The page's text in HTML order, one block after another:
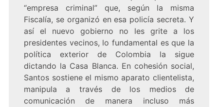
“empresa criminal” que, según la misma
Fiscalía, se organizó en esa policía secreta. Y
así el nuevo gobierno no les grite a los
presidentes vecinos, lo fundamental es que la
política exterior de Colombia la sigue
dictando la Casa Blanca. En cohesión social,
Santos sostiene el mismo aparato clientelista,
manipula a través de los medios de
comunicación de manera incluso más